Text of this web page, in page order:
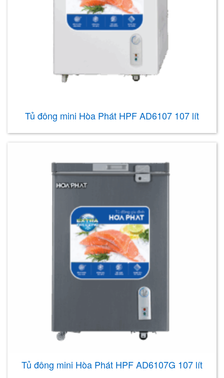
Tủ đông mini Hòa Phát HPF AD6107 107 lít
Tủ đông mini Hòa Phát HPF AD6107G 107 lít